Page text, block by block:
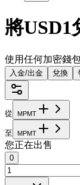
將USD1
使用任何加密錢
入金/出金 兌換
從 MPMT
至 MPMT
您正在出售
0